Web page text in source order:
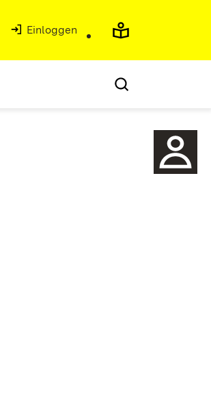
(Öffnet in neuem Fenster)
Einloggen